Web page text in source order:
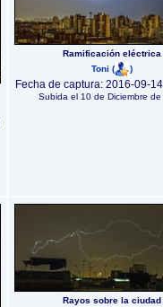
Ramificación eléctrica
Toni ( )
Fecha de captura: 2016-09-
Subida el 10 de Diciembre
Rayos sobre la ciudad